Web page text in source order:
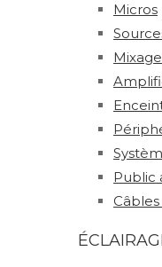
Micros
Public